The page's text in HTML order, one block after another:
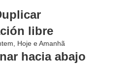
libre
hacia abajo